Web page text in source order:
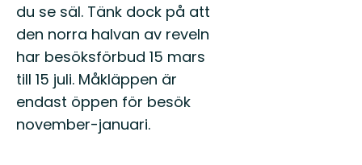
du se säl. Tänk dock på att
den norra halvan av reveln
har besöksförbud 15 mars
till 15 juli. Måkläppen är
endast öppen för besök
november-januari.